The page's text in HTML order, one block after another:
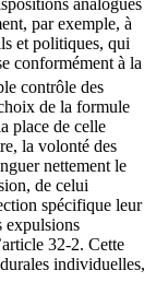
par exemple, à
et politiques, qui
conformément à la
contrôle des
de la formule
place de celle
la volonté des
nettement le
de celui
spécifique leur
expulsions
32-2. Cette
individuelles,